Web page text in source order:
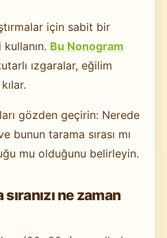
için sabit bir
Bu Nonogram
ızgaralar, eğilim
gözden geçirin: Nerede
bunun tarama sırası mı
mu olduğunu belirleyin.
ne zaman